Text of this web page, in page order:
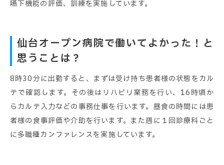
嚥下機能の評価、訓練を実施しています。
仙台オープン病院で働いてよかった！と
思うことは？
8時30分に出勤すると、まずは受け持ち患者様の状態をカル
テで確認します。その後はリハビリ業務を行い、16時頃か
らカルテ入力などの事務仕事を行います。昼食の時間には患
者様の食事評価や介助を行います。また週に１回診療科ごと
に多職種カンファレンスを実施しています。